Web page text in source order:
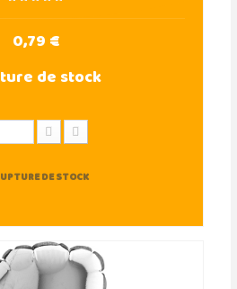
0,79 €
de stock
DE STOCK